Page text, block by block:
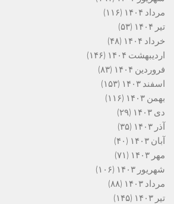
مرداد ۱۴۰۴
(۱۱۶)
تیر ۱۴۰۴
(۵۳)
خرداد ۱۴۰۴
(۴۸)
اردیبهشت ۱۴۰۴
(۱۴۶)
فروردین ۱۴۰۴
(۸۳)
اسفند ۱۴۰۳
(۱۵۳)
بهمن ۱۴۰۳
(۱۱۶)
دی ۱۴۰۳
(۲۹)
آذر ۱۴۰۳
(۳۵)
آبان ۱۴۰۳
(۴۰)
مهر ۱۴۰۳
(۷۱)
شهریور ۱۴۰۳
(۱۰۶)
مرداد ۱۴۰۳
(۸۸)
تیر ۱۴۰۳
(۱۴۵)